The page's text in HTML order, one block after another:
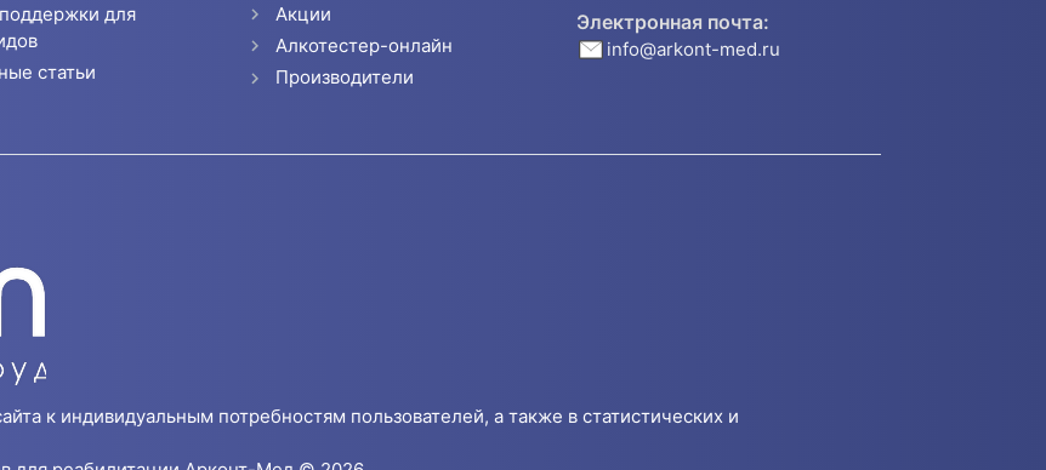
для
статьи
Акции
Алкотестер-онлайн
Производители
Электронная почта:
info@arkont-med.ru
к индивидуальным потребностям пользователей, а также в статистических и